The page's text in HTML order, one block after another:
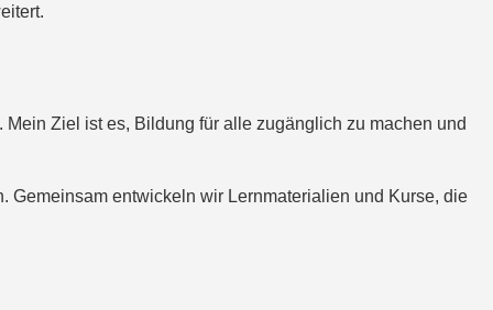
Ziel ist es, Bildung für alle zugänglich zu machen und
Gemeinsam entwickeln wir Lernmaterialien und Kurse, die